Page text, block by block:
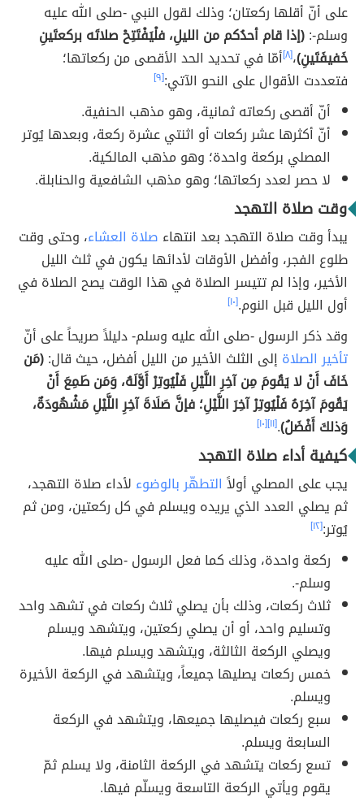
على أنّ أقلها ركعتان؛ وذلك لقول النبي -صلى الله عليه
وسلم-:(إذا قام أحدُكم من الليلِ، فلْيَفْتَتِحْ صلاتَه بركعتَينِ
خَفيفَتَينِ)،[٨] أمّا في تحديد الحد الأقصى من ركعاتها؛
فتعددت الأقوال على النحو الآتي:[٩]
أنّ أقصى ركعاته ثمانية، وهو مذهب الحنفية.
أنّ أكثرها عشر ركعات أو اثنتي عشرة ركعة، وبعدها يُوتر
المصلي بركعة واحدة؛ وهو مذهب المالكية.
لا حصر لعدد ركعاتها؛ وهو مذهب الشافعية والحنابلة.
وقت صلاة التهجد
يبدأ وقت صلاة التهجد بعد انتهاء صلاة العشاء، وحتى وقت
طلوع الفجر، وأفضل الأوقات لأدائها يكون في ثلث الليل
الأخير، وإذا لم تتيسر الصلاة في هذا الوقت يصح الصلاة في
أول الليل قبل النوم.[١٠]
وقد ذكر الرسول -صلى الله عليه وسلم- دليلاً صريحاً على أنّ
تأخير الصلاة إلى الثلث الأخير من الليل أفضل، حيث قال:(مَن
خَافَ أَنْ لا يَقُومَ مِن آخِرِ اللَّيْلِ فَلْيُوتِرْ أَوَّلَهُ، وَمَن طَمِعَ أَنْ
يَقُومَ آخِرَهُ فَلْيُوتِرْ آخِرَ اللَّيْلِ؛ فإنَّ صَلَاةَ آخِرِ اللَّيْلِ مَشْهُودَةٌ،
وَذلكَ أَفْضَلُ).[١١] [١٠]
كيفية أداء صلاة التهجد
يجب على المصلي أولاً التطهّر بالوضوء لأداء صلاة التهجد،
ثم يصلي العدد الذي يريده ويسلم في كل ركعتين، ومن ثم
يُوتر:[١٢]
ركعة واحدة، وذلك كما فعل الرسول -صلى الله عليه
وسلم-.
ثلاث ركعات، وذلك بأن يصلي ثلاث ركعات في تشهد واحد
وتسليم واحد، أو أن يصلي ركعتين، ويتشهد ويسلم
ويصلي الركعة الثالثة، ويتشهد ويسلم فيها.
خمس ركعات يصليها جميعاً، ويتشهد في الركعة الأخيرة
ويسلم.
سبع ركعات فيصليها جميعها، ويتشهد في الركعة
السابعة ويسلم.
تسع ركعات يتشهد في الركعة الثامنة، ولا يسلم ثمّ
يقوم ويأتي الركعة التاسعة ويسلّم فيها.